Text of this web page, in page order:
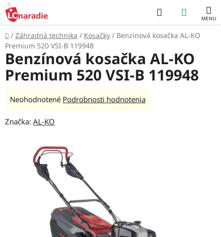
Prejsť
na
obsah
Hľadať
KOŠÍK
Domov
/ Záhradná technika / Kosačky / Benzínová kosačka AL-KO
Premium 520 VSI-B 119948
Benzínová kosačka AL-KO
Premium 520 VSI-B 119948
Priemerné
produktu
hviezdičiek.
Neohodnotené Podrobnosti hodnotenia
Značka: AL-KO